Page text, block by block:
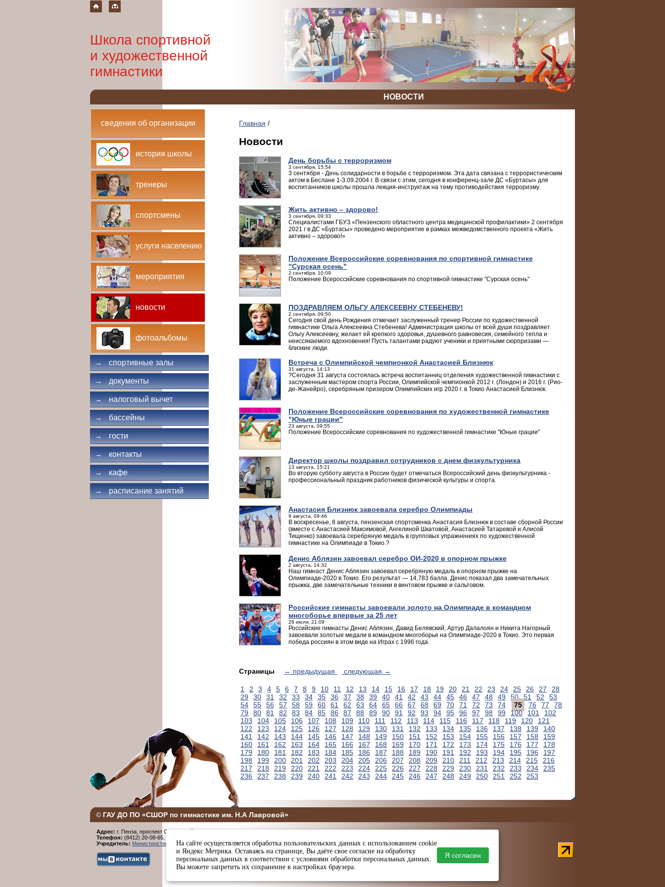
Школа спортивной
и художественной
гимнастики
НОВОСТИ
сведения об организации
история школы
тренеры
спортсмены
услуги населению
мероприятия
новости
фотоальбомы
→ спортивные залы
→ документы
→ налоговый вычет
→ бассейны
→ гости
→ контакты
→ кафе
→ расписание занятий
Главная /
Новости
День борьбы с терроризмом
3 сентября, 15:54
3 сентября - День солидарности в борьбе с терроризмом. Эта дата связана с террористическим
актом в Беслане 1-3.09.2004 г. В связи с этим, сегодня в конференц-зале ДС «Буртасы» для
воспитанников школы прошла лекция-инструктаж на тему противодействия терроризму.
Жить активно – здорово!
3 сентября, 09:33
Специалистами ГБУЗ «Пензенского областного центра медицинской профилактики» 2 сентября
2021 г в ДС «Буртасы» проведено мероприятие в рамках межведомственного проекта «Жить
активно – здорово!»
Положение Всероссийские соревнования по спортивной гимнастике
"Сурская осень"
2 сентября, 10:09
Положение Всероссийские соревнования по спортивной гимнастике "Сурская осень"
ПОЗДРАВЛЯЕМ ОЛЬГУ АЛЕКСЕЕВНУ СТЕБЕНЕВУ!
2 сентября, 09:50
Сегодня свой день Рождения отмечает заслуженный тренер России по художественной
гимнастике Ольга Алексеевна Стебенева! Администрация школы от всей души поздравляет
Ольгу Алексеевну, желает ей крепкого здоровья, душевного равновесия, семейного тепла и
неиссякаемого вдохновения! Пусть талантами радуют ученики и приятными сюрпризами —
близкие люди.
Встреча с Олимпийской чемпионкой Анастасией Близнюк
31 августа, 14:13
?Сегодня 31 августа состоялась встреча воспитанниц отделения художественной гимнастики с
заслуженным мастером спорта России, Олимпийской чемпионкой 2012 г. (Лондон) и 2016 г. (Рио-
де-Жанейро), серебряным призером Олимпийских игр 2020 г. в Токио Анастасией Близнюк.
Положение Всероссийские соревнования по художественной гимнастике
"Юные грации"
23 августа, 09:55
Положение Всероссийские соревнования по художественной гимнастике "Юные грации"
Директор школы поздравил сотрудников с днем физкультурника
13 августа, 15:21
Во вторую субботу августа в России будет отмечаться Всероссийский день физкультурника -
профессиональный праздник работников физической культуры и спорта.
Анастасия Близнюк завоевала серебро Олимпиады
9 августа, 09:46
В воскресенье, 8 августа, пензенская спортсменка Анастасия Близнюк в составе сборной России
(вместе с Анастасией Максимовой, Ангелиной Шкатовой, Анастасией Татаревой и Алисой
Тищенко) завоевала серебряную медаль в групповых упражнениях по художественной
гимнастике на Олимпиаде в Токио.?
Денис Аблязин завоевал серебро ОИ-2020 в опорном прыжке
2 августа, 14:32
Наш гимнаст Денис Аблязин завоевал серебряную медаль в опорном прыжке на
Олимпиаде-2020 в Токио. Его результат — 14,783 балла. Денис показал два замечательных
прыжка, две замечательные техники в винтовом прыжке и сальтовом.
Российские гимнасты завоевали золото на Олимпиаде в командном
многоборье впервые за 25 лет
26 июля, 21:09
Российские гимнасты Денис Аблязин, Давид Белявский, Артур Далалоян и Никита Нагорный
завоевали золотые медали в командном многоборье на Олимпиаде-2020 в Токио. Это первая
победа россиян в этом виде на Играх с 1996 года.
Страницы ← предыдущая следующая →
1 2 3 4 5 6 7 8 9 10 11 12 13 14 15 16 17 18 19 20 21 22 23 24 25 26 27
28
29
30 31 32 33 34 35 36 37 38 39 40 41 42 43 44 45 46 47 48 49 50 51 52
53
54
55 56 57 58 59 60 61 62 63 64 65 66 67 68 69 70 71 72 73 74 75 76 77
78
79
80 81 82 83 84 85 86 87 88 89 90 91 92 93 94 95 96 97 98 99 100 101
102
103
104 105 106 107 108 109 110 111 112 113 114 115 116 117 118 119 120
121
122
123 124 125 126 127 128 129 130 131 132 133 134 135 136 137 138 139
140
141
142 143 144 145 146 147 148 149 150 151 152 153 154 155 156 157 158
159
160
161 162 163 164 165 166 167 168 169 170 171 172 173 174 175 176 177
178
179
180 181 182 183 184 185 186 187 188 189 190 191 192 193 194 195 196
197
198
199 200 201 202 203 204 205 206 207 208 209 210 211 212 213 214 215
216
217
218 219 220 221 222 223 224 225 226 227 228 229 230 231 232 233 234
235
236
237 238 239 240 241 242 243 244 245 246 247 248 249 250 251 252 253
© ГАУ ДО ПО «СШОР по гимнастике им. Н.А Лавровой»
Адрес: г. Пенза, проспект Строителей, 96.
Телефон: (8412) 20-08-65,
Учредитель: Министерство физической культуры и спорта Пензенской области
На сайте осуществляется обработка пользовательских данных с использованием cookie
и Яндекс Метрика. Оставаясь на странице, Вы даёте свое согласие на обработку
персональных данных в соответствии с условиями обработки персональных данных.
Вы можете запретить их сохранение в настройках браузера.
Я согласен